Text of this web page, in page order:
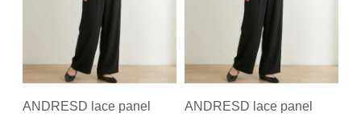
ANDRESD lace panel
ANDRESD lace panel